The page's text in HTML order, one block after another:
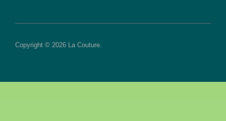
Copyright © 2026 La Couture.